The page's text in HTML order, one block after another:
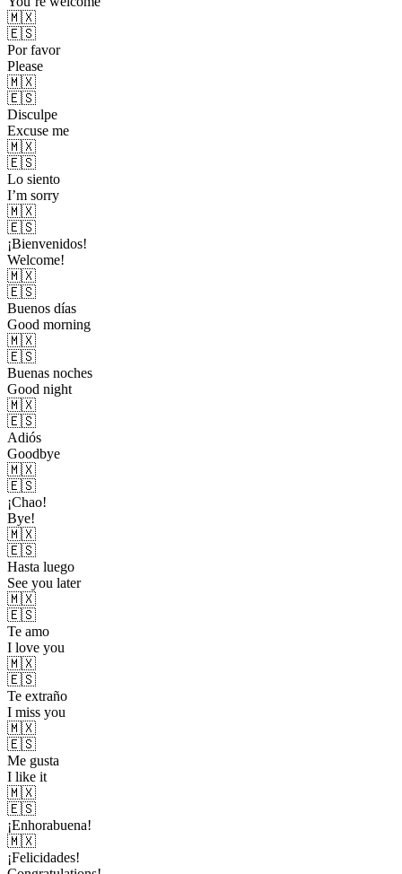
🇲🇽
🇪🇸
Por favor
Please
🇲🇽
🇪🇸
Disculpe
Excuse me
🇲🇽
🇪🇸
Lo siento
I’m sorry
🇲🇽
🇪🇸
¡Bienvenidos!
Welcome!
🇲🇽
🇪🇸
Buenos días
Good morning
🇲🇽
🇪🇸
Buenas noches
Good night
🇲🇽
🇪🇸
Adiós
Goodbye
🇲🇽
🇪🇸
¡Chao!
Bye!
🇲🇽
🇪🇸
Hasta luego
See you later
🇲🇽
🇪🇸
Te amo
I love you
🇲🇽
🇪🇸
Te extraño
I miss you
🇲🇽
🇪🇸
Me gusta
I like it
🇲🇽
🇪🇸
¡Enhorabuena!
🇲🇽
¡Felicidades!